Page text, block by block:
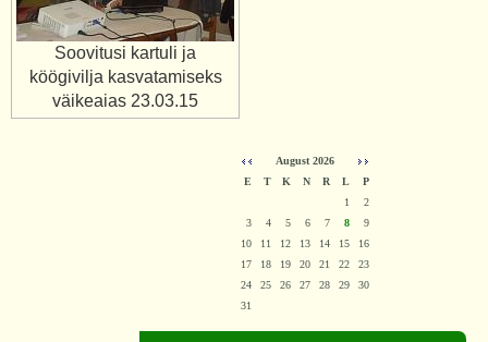
Soovitusi kartuli ja
köögivilja kasvatamiseks
väikeaias 23.03.15
August 2026
E
T K N R L
P
1
2
3
4 5 6 7 8
9
10
11 12 13 14 15
16
17
18 19 20 21 22
23
24
25 26 27 28 29
30
31